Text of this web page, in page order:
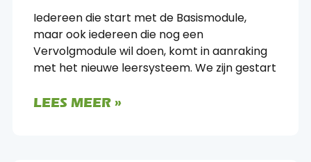
Iedereen die start met de Basismodule,
maar ook iedereen die nog een
Vervolgmodule wil doen, komt in aanraking
met het nieuwe leersysteem. We zijn gestart
LEES MEER »